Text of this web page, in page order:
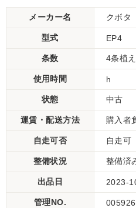
メーカー名 クボタ
型式 EP4
条数 4条植え
使用時間 h
状態 中古
運賃・配送方法 購入者
自走可否 自走可
整備状況 整備済
出品日 2023-
管理NO.